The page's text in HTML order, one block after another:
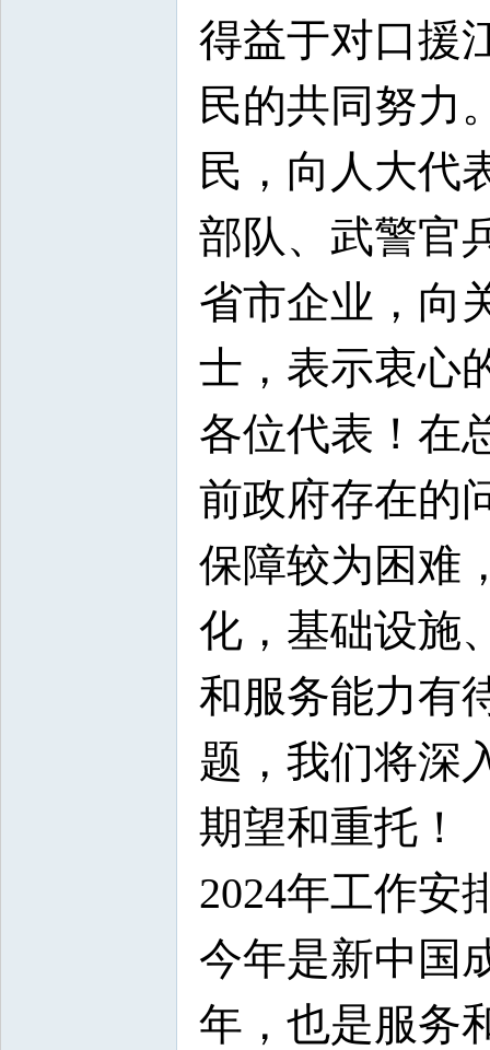
得益于对口援
民的共同努力
民，向人大代
部队、武警官
省市企业，向
士，表示衷心
各位代表！在
前政府存在的
保障较为困难
化，基础设施
和服务能力有
题，我们将深
期望和重托！
2024年工作安
今年是新中国
年，也是服务